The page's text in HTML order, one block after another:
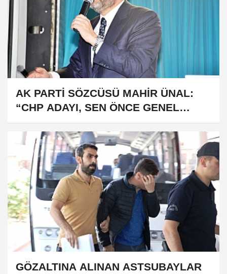
AK PARTİ SÖZCÜSÜ MAHİR ÜNAL:
“CHP ADAYI, SEN ÖNCE GENEL
BAŞKAN OL, SONRASINA BAKARIZ”
GÖZALTINA ALINAN ASTSUBAYLAR